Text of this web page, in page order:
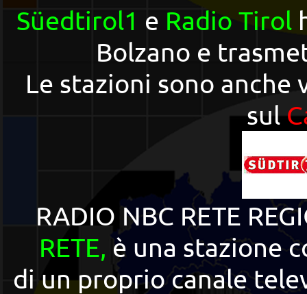
Süedtirol1 e Radio Tirol
Bolzano e
Le stazioni sono anche
sul
RADIO NBC RETE
RETE, è una stazione
di un proprio canale